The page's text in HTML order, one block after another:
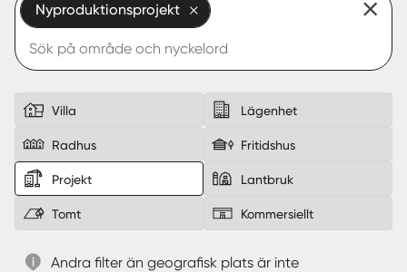
Guider
Start
Logga in
Sverige|Spanien
Nyproduktionsprojekt
Villa Lägenhet
Radhus Fritidshus
Projekt Lantbruk
Tomt Kommersiellt
Andra filter än geografisk plats är inte